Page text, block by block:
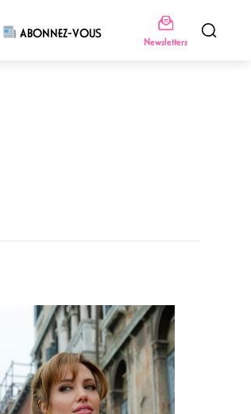
ABONNEZ-VOUS
Newsletters